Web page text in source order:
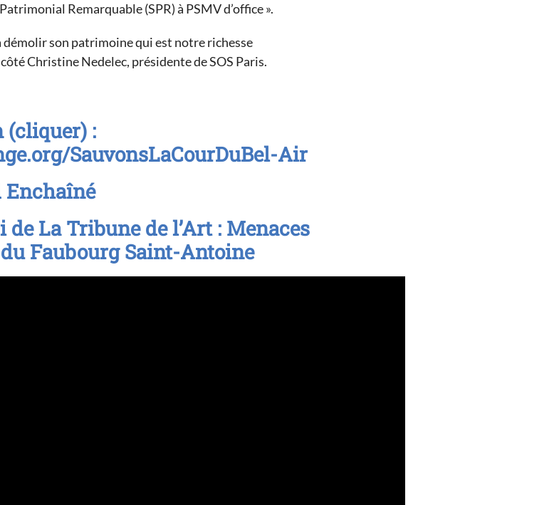
Remarquable (SPR) à PSMV d’office ».
démolir son patrimoine qui est notre richesse
Christine Nedelec, présidente de SOS Paris.
(cliquer) :
SauvonsLaCourDuBel-Air
La Tribune de l’Art : Menaces
Faubourg Saint-Antoine